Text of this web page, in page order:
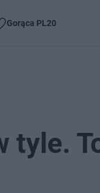
Gorąca PL20
tyle.